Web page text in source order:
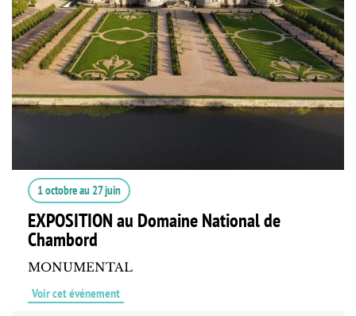
1 octobreau 27 juin
EXPOSITION au Domaine National de
Chambord
MONUMENTAL
Voir cet événement